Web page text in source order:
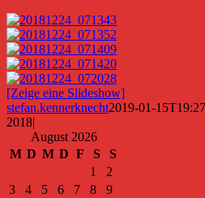
[Zeige eine Slideshow]
stefan.kennerknecht2019-01-
2018|
August 2026
M D M D F S
S
1
2
3
4 5 6 7 8
9